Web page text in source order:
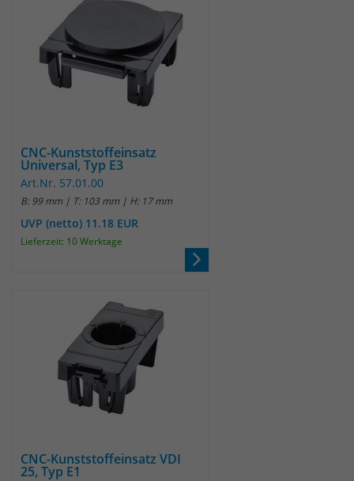
CNC-Kunststoffeinsatz
Universal, Typ E3
Art.Nr. 57.01.00
B: 99 mm | T: 103 mm | H: 17 mm
UVP (netto) 11.18 EUR
Lieferzeit: 10 Werktage
CNC-Kunststoffeinsatz VDI
25, Typ E1